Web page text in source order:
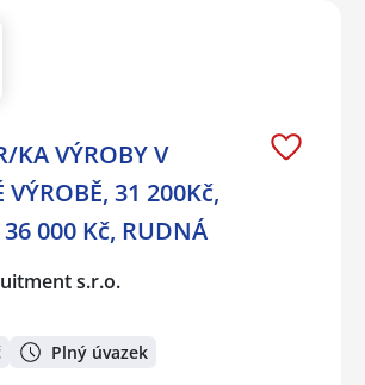
KA VÝROBY V
VÝROBĚ, 31 200Kč,
000 Kč, RUDNÁ
s.r.o.
Plný úvazek